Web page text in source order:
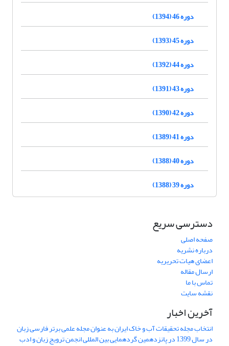
دوره 46 (1394)
دوره 45 (1393)
دوره 44 (1392)
دوره 43 (1391)
دوره 42 (1390)
دوره 41 (1389)
دوره 40 (1388)
دوره 39 (1388)
دسترسی سریع
صفحه اصلی
درباره نشریه
اعضای هیات تحریریه
ارسال مقاله
تماس با ما
نقشه سایت
آخرین اخبار
انتخاب مجله تحقیقات آب و خاک ایران به عنوان مجله علمی برتر فارسی زبان
در سال 1399 در پانزدهمین گردهمایی بین المللی انجمن ترویج زبان و ادب